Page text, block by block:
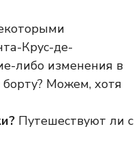
Крус-де-
либо изменения в
Можем, хотя
Путешествуют ли с